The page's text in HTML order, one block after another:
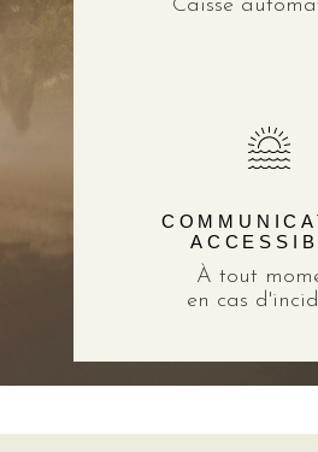
Caisse
À tout
en cas